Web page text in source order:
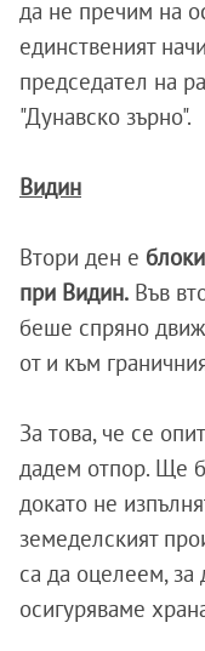
да не пречим на
единственият
председател на
"Дунавско зърно".
Видин
Втори ден е
при Видин. Във
беше спряно
от и към
За това, че се
дадем отпор. Ще
докато не
земеделският
са да оцелеем,
осигуряваме